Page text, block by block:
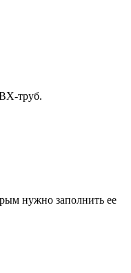
труб.
нужно заполнить ее